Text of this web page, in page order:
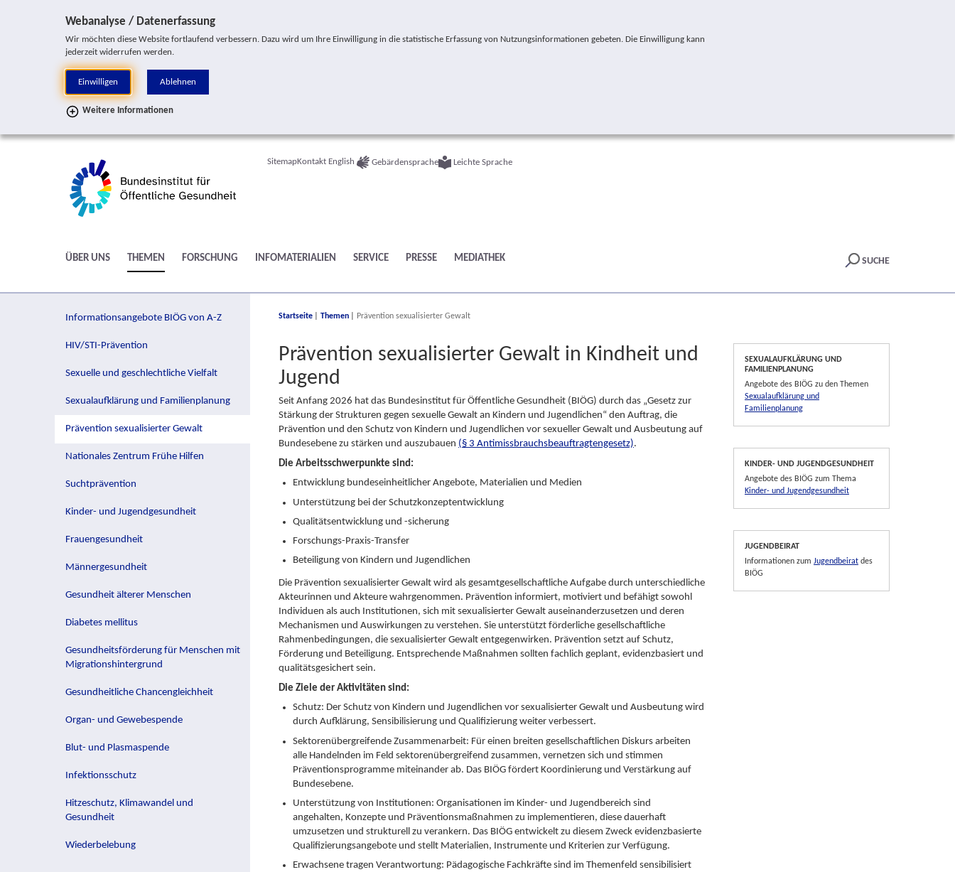
Webanalyse / Datenerfassung
Wir möchten diese Website fortlaufend verbessern. Dazu wird um Ihre Einwilligung in die statistische Erfassung von Nutzungsinformationen gebeten. Die Einwilligung kann
jederzeit widerrufen werden.
Einwilligen Ablehnen
Weitere Informationen
SitemapKontakt English Gebärdensprache Leichte Sprache
ÜBER UNS THEMEN FORSCHUNG INFOMATERIALIEN SERVICE PRESSE MEDIATHEK SUCHE
Informationsangebote BIÖG von A-Z
HIV/STI-Prävention
Sexuelle und geschlechtliche Vielfalt
Sexualaufklärung und Familienplanung
Prävention sexualisierter Gewalt
Nationales Zentrum Frühe Hilfen
Suchtprävention
Kinder- und Jugendgesundheit
Frauengesundheit
Männergesundheit
Gesundheit älterer Menschen
Diabetes mellitus
Gesundheitsförderung für Menschen mit
Migrationshintergrund
Gesundheitliche Chancengleichheit
Organ- und Gewebespende
Blut- und Plasmaspende
Infektionsschutz
Hitzeschutz, Klimawandel und
Gesundheit
Wiederbelebung
You are here:
Startseite Themen Prävention sexualisierter Gewalt
Prävention sexualisierter Gewalt in Kindheit und
Jugend
Seit Anfang 2026 hat das Bundesinstitut für Öffentliche Gesundheit (BIÖG) durch das „Gesetz zur
Stärkung der Strukturen gegen sexuelle Gewalt an Kindern und Jugendlichen“ den Auftrag, die
Prävention und den Schutz von Kindern und Jugendlichen vor sexueller Gewalt und Ausbeutung auf
Bundesebene zu stärken und auszubauen (§ 3 Antimissbrauchsbeauftragtengesetz).
Die Arbeitsschwerpunkte sind:
Entwicklung bundeseinheitlicher Angebote, Materialien und Medien
Unterstützung bei der Schutzkonzeptentwicklung
Qualitätsentwicklung und -sicherung
Forschungs-Praxis-Transfer
Beteiligung von Kindern und Jugendlichen
Die Prävention sexualisierter Gewalt wird als gesamtgesellschaftliche Aufgabe durch unterschiedliche
Akteurinnen und Akteure wahrgenommen. Prävention informiert, motiviert und befähigt sowohl
Individuen als auch Institutionen, sich mit sexualisierter Gewalt auseinanderzusetzen und deren
Mechanismen und Auswirkungen zu verstehen. Sie unterstützt förderliche gesellschaftliche
Rahmenbedingungen, die sexualisierter Gewalt entgegenwirken. Prävention setzt auf Schutz,
Förderung und Beteiligung. Entsprechende Maßnahmen sollten fachlich geplant, evidenzbasiert und
qualitätsgesichert sein.
Die Ziele der Aktivitäten sind:
Schutz: Der Schutz von Kindern und Jugendlichen vor sexualisierter Gewalt und Ausbeutung wird
durch Aufklärung, Sensibilisierung und Qualifizierung weiter verbessert.
Sektorenübergreifende Zusammenarbeit: Für einen breiten gesellschaftlichen Diskurs arbeiten
alle Handelnden im Feld sektorenübergreifend zusammen, vernetzen sich und stimmen
Präventionsprogramme miteinander ab. Das BIÖG fördert Koordinierung und Verstärkung auf
Bundesebene.
Unterstützung von Institutionen: Organisationen im Kinder- und Jugendbereich sind
angehalten, Konzepte und Präventionsmaßnahmen zu implementieren, diese dauerhaft
umzusetzen und strukturell zu verankern. Das BIÖG entwickelt zu diesem Zweck evidenzbasierte
Qualifizierungsangebote und stellt Materialien, Instrumente und Kriterien zur Verfügung.
Erwachsene tragen Verantwortung: Pädagogische Fachkräfte sind im Themenfeld sensibilisiert
SEXUALAUFKLÄRUNG UND
FAMILIENPLANUNG
Angebote des BIÖG zu den Themen
Sexualaufklärung und
Familienplanung
KINDER- UND JUGENDGESUNDHEIT
Angebote des BIÖG zum Thema
Kinder- und Jugendgesundheit
JUGENDBEIRAT
Informationen zum Jugendbeirat des
BIÖG